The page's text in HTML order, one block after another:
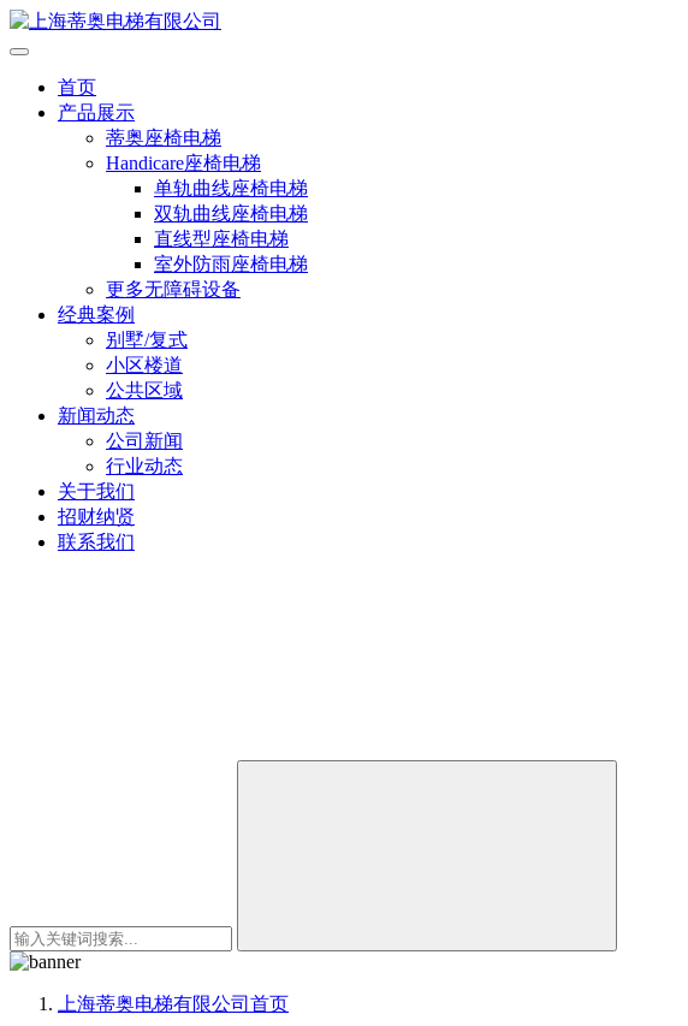
首页
产品展示
蒂奥座椅电梯
Handicare座椅电梯
单轨曲线座椅电梯
双轨曲线座椅电梯
直线型座椅电梯
室外防雨座椅电梯
更多无障碍设备
经典案例
别墅/复式
小区楼道
公共区域
新闻动态
公司新闻
行业动态
关于我们
招财纳贤
联系我们
上海蒂奥电梯有限公司 首页